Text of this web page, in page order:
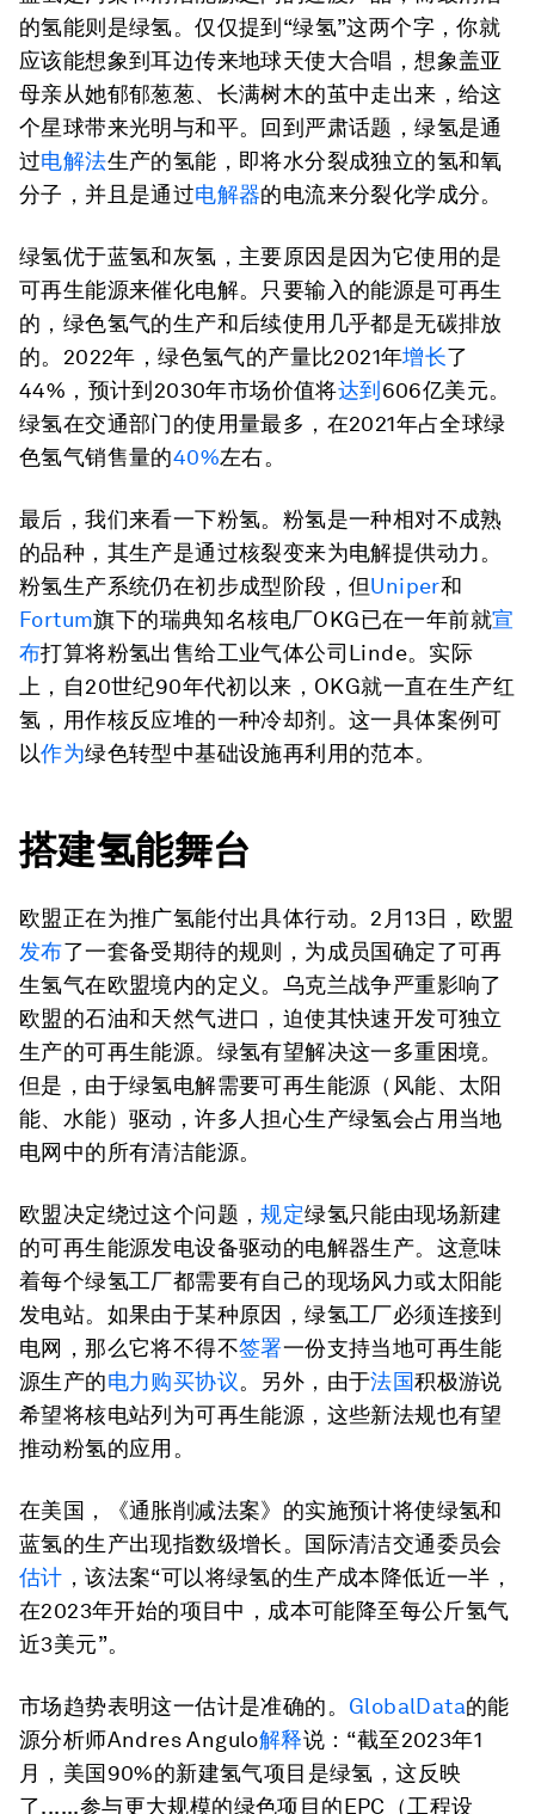
的氢能则是绿氢。仅仅提到“绿氢”这两个字，你就
应该能想象到耳边传来地球天使大合唱，想象盖亚
母亲从她郁郁葱葱、长满树木的茧中走出来，给这
个星球带来光明与和平。回到严肃话题，绿氢是通
过电解法生产的氢能，即将水分裂成独立的氢和氧
分子，并且是通过电解器的电流来分裂化学成分。
绿氢优于蓝氢和灰氢，主要原因是因为它使用的是
可再生能源来催化电解。只要输入的能源是可再生
的，绿色氢气的生产和后续使用几乎都是无碳排放
的。2022年，绿色氢气的产量比2021年增长了
44%，预计到2030年市场价值将达到 606亿美元。
绿氢在交通部门的使用量最多，在2021年占全球绿
色氢气销售量的40%左右。
最后，我们来看一下粉氢。粉氢是一种相对不成熟
的品种，其生产是通过核裂变来为电解提供动力。
粉氢生产系统仍在初步成型阶段，但Uniper和
Fortum旗下的瑞典知名核电厂OKG已在一年前就宣
布打算将粉氢出售给工业气体公司Linde。实际
上，自20世纪90年代初以来，OKG就一直在生产红
氢，用作核反应堆的一种冷却剂。这一具体案例可
以作为绿色转型中基础设施再利用的范本。
搭建氢能舞台
欧盟正在为推广氢能付出具体行动。2月13日，欧盟
发布了一套备受期待的规则，为成员国确定了可再
生氢气在欧盟境内的定义。乌克兰战争严重影响了
欧盟的石油和天然气进口，迫使其快速开发可独立
生产的可再生能源。绿氢有望解决这一多重困境。
但是，由于绿氢电解需要可再生能源（风能、太阳
能、水能）驱动，许多人担心生产绿氢会占用当地
电网中的所有清洁能源。
欧盟决定绕过这个问题，规定绿氢只能由现场新建
的可再生能源发电设备驱动的电解器生产。这意味
着每个绿氢工厂都需要有自己的现场风力或太阳能
发电站。如果由于某种原因，绿氢工厂必须连接到
电网，那么它将不得不签署一份支持当地可再生能
源生产的电力购买协议。另外，由于法国积极游说
希望将核电站列为可再生能源，这些新法规也有望
推动粉氢的应用。
在美国，《通胀削减法案》的实施预计将使绿氢和
蓝氢的生产出现指数级增长。国际清洁交通委员会
估计 ，该法案“可以将绿氢的生产成本降低近一半，
在2023年开始的项目中，成本可能降至每公斤氢气
近3美元”。
市场趋势表明这一估计是准确的。 GlobalData的能
源分析师Andres Angulo解释说：“截至2023年1
月，美国90%的新建氢气项目是绿氢，这反映
了......参与更大规模的绿色项目的EPC（工程设